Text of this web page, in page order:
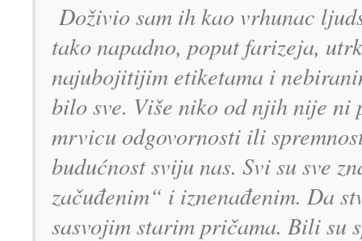
Doživio sam ih kao vrhunac
tako napadno, poput farizeja,
najubojitijim etiketama i
bilo sve. Više niko od njih nije ni
mrvicu odgovornosti ili
budućnost sviju nas. Svi su sve
začuđenim“ i iznenađenim. Da
sasvojim starim pričama. Bili su